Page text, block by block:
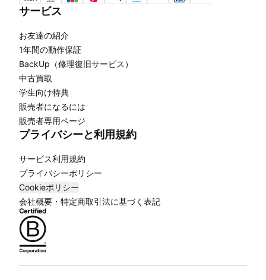
サービス
お友達の紹介
1年間の動作保証
BackUp（修理復旧サービス）
中古買取
学生向け特典
販売者になるには
販売者専用ページ
プライバシーと利用規約
サービス利用規約
プライバシーポリシー
Cookieポリシー
会社概要・特定商取引法に基づく表記